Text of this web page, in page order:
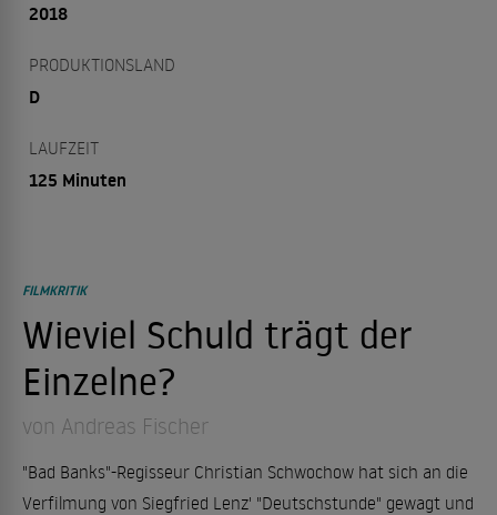
2018
PRODUKTIONSLAND
D
LAUFZEIT
125 Minuten
FILMKRITIK
Wieviel Schuld trägt der
Einzelne?
von Andreas Fischer
"Bad Banks"-Regisseur Christian Schwochow hat sich an die
Verfilmung von Siegfried Lenz' "Deutschstunde" gewagt und